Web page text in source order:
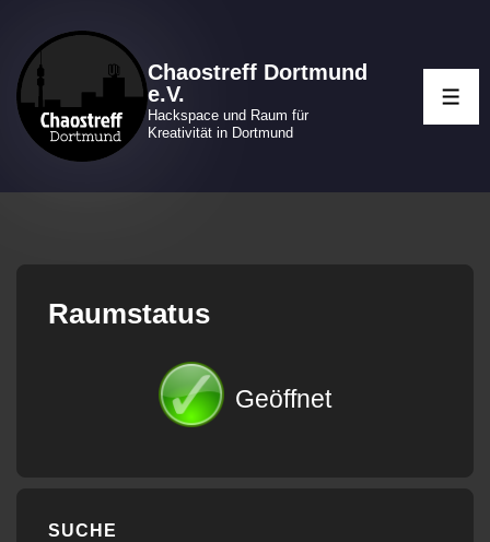
Inhalt
Chaostreff Dortmund
e.V.
Hackspace und Raum für
Kreativität in Dortmund
Raumstatus
Geöffnet
SUCHE